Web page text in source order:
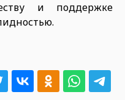
и поддержке